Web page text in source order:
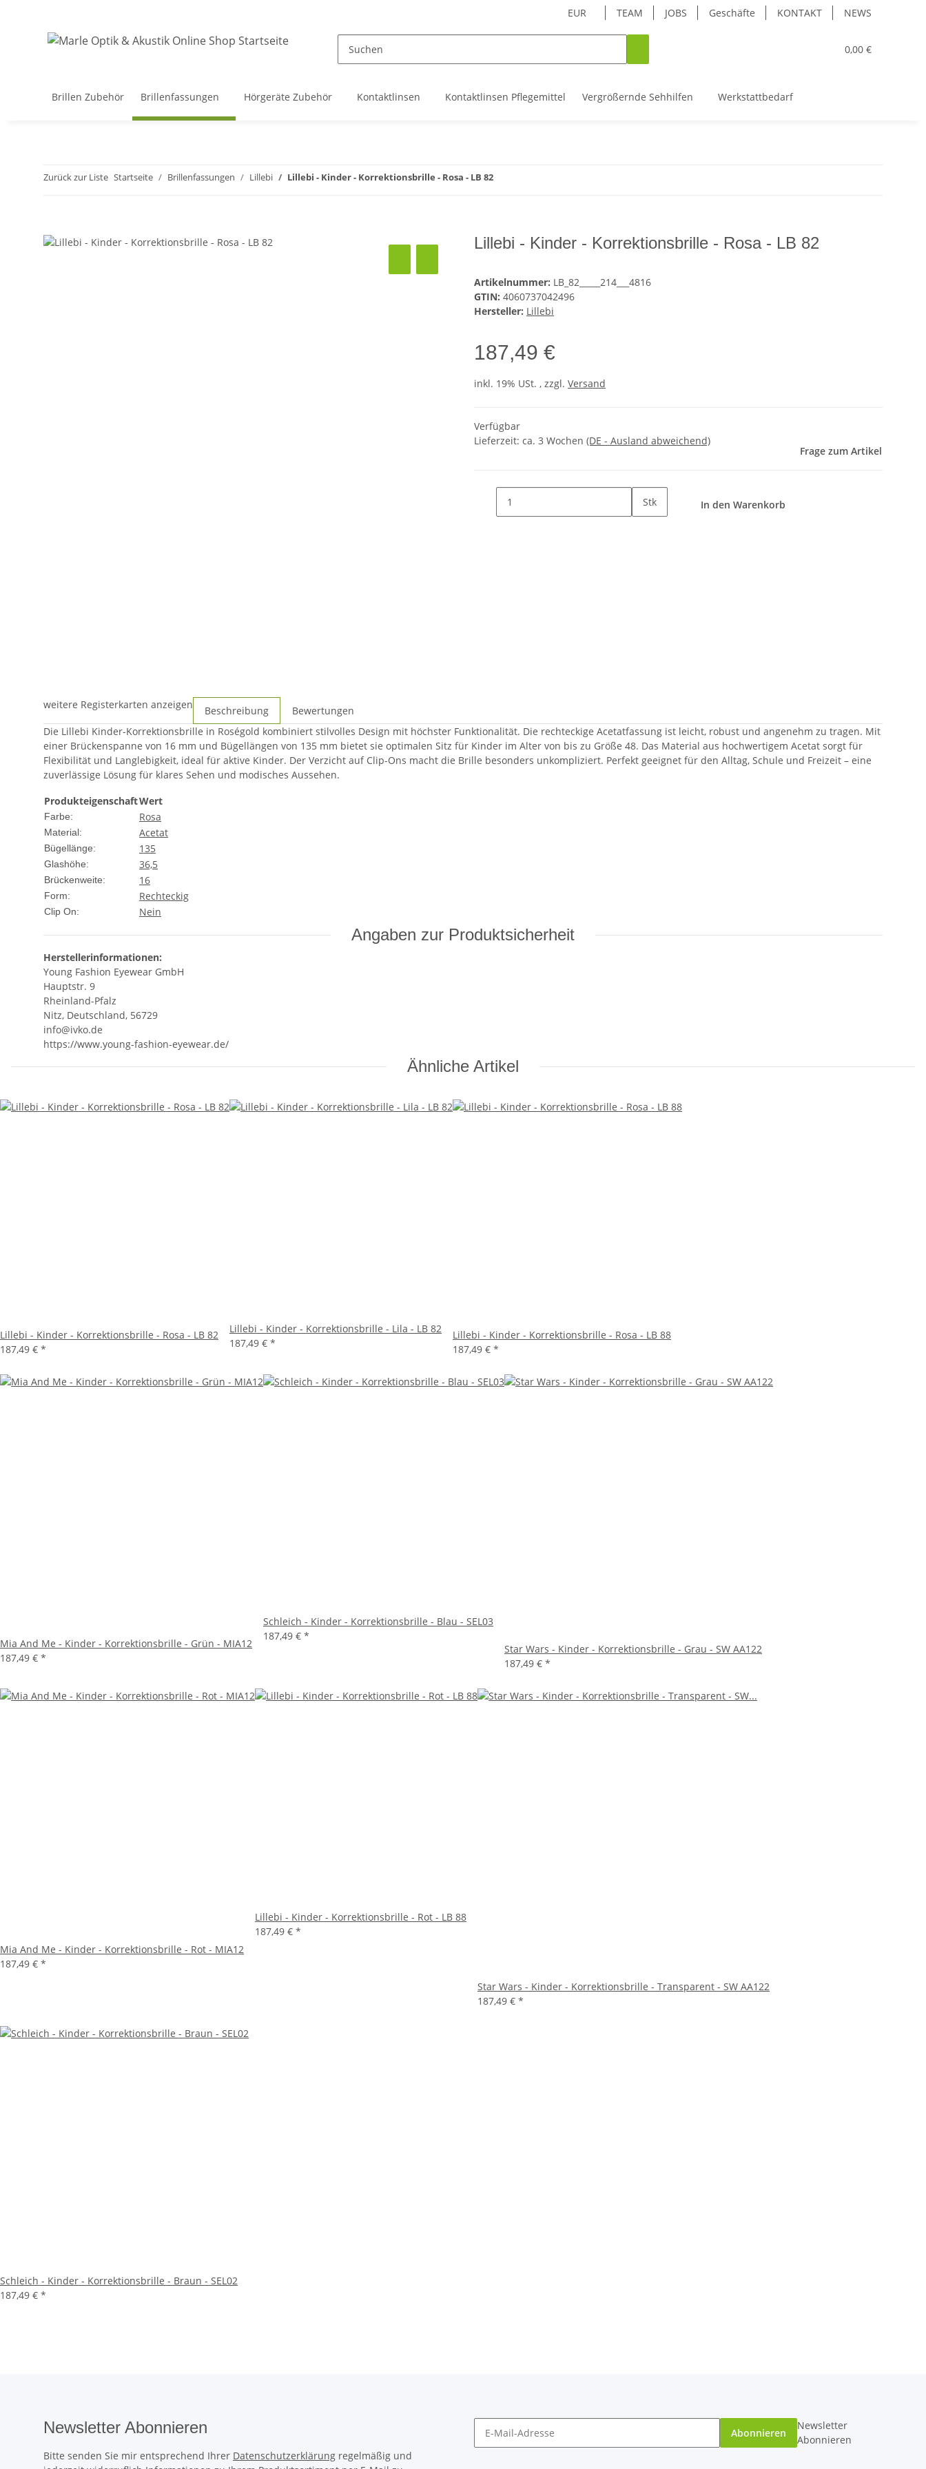
EUR TEAM JOBS Geschäfte KONTAKT NEWS
0,00 €
Brillen Zubehör Brillenfassungen Hörgeräte Zubehör Kontaktlinsen Kontaktlinsen Pflegemittel Vergrößernde Sehhilfen Werkstattbedarf
Zurück zur Liste Startseite Brillenfassungen Lillebi Lillebi - Kinder - Korrektionsbrille - Rosa - LB 82
Lillebi - Kinder - Korrektionsbrille - Rosa - LB 82
Artikelnummer: LB_82_____214___4816
GTIN: 4060737042496
Hersteller: Lillebi
187,49 €
inkl. 19% USt. , zzgl. Versand
Verfügbar
Lieferzeit: ca. 3 Wochen (DE - Ausland abweichend)
Frage zum Artikel
Stk In den Warenkorb
weitere Registerkarten anzeigen Beschreibung
Bewertungen
Die Lillebi Kinder-Korrektionsbrille in Roségold kombiniert stilvolles Design mit höchster Funktionalität. Die rechteckige Acetatfassung ist leicht, robust und angenehm zu tragen. Mit
einer Brückenspanne von 16 mm und Bügellängen von 135 mm bietet sie optimalen Sitz für Kinder im Alter von bis zu Größe 48. Das Material aus hochwertigem Acetat sorgt für
Flexibilität und Langlebigkeit, ideal für aktive Kinder. Der Verzicht auf Clip-Ons macht die Brille besonders unkompliziert. Perfekt geeignet für den Alltag, Schule und Freizeit – eine
zuverlässige Lösung für klares Sehen und modisches Aussehen.
ProdukteigenschaftWert
Farbe: Rosa
Material: Acetat
Bügellänge: 135
Glashöhe: 36,5
Brückenweite: 16
Form: Rechteckig
Clip On: Nein
Angaben zur Produktsicherheit
Herstellerinformationen:
Young Fashion Eyewear GmbH
Hauptstr. 9
Rheinland-Pfalz
Nitz, Deutschland, 56729
info@ivko.de
https://www.young-fashion-eyewear.de/
Ähnliche Artikel
Lillebi - Kinder - Korrektionsbrille - Rosa - LB 82
187,49 € *
Lillebi - Kinder - Korrektionsbrille - Lila - LB 82
187,49 € *
Lillebi - Kinder - Korrektionsbrille - Rosa - LB 88
187,49 € *
Mia And Me - Kinder - Korrektionsbrille - Grün - MIA12
187,49 € *
Schleich - Kinder - Korrektionsbrille - Blau - SEL03
187,49 € *
Star Wars - Kinder - Korrektionsbrille - Grau - SW AA122
187,49 € *
Mia And Me - Kinder - Korrektionsbrille - Rot - MIA12
187,49 € *
Lillebi - Kinder - Korrektionsbrille - Rot - LB 88
187,49 € *
Star Wars - Kinder - Korrektionsbrille - Transparent - SW AA122
187,49 € *
Schleich - Kinder - Korrektionsbrille - Braun - SEL02
187,49 € *
Newsletter Abonnieren
Bitte senden Sie mir entsprechend Ihrer Datenschutzerklärung regelmäßig und
Abonnieren
Newsletter
Abonnieren